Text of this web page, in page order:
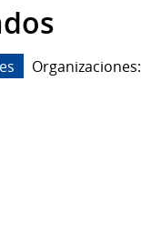
Organizaciones: